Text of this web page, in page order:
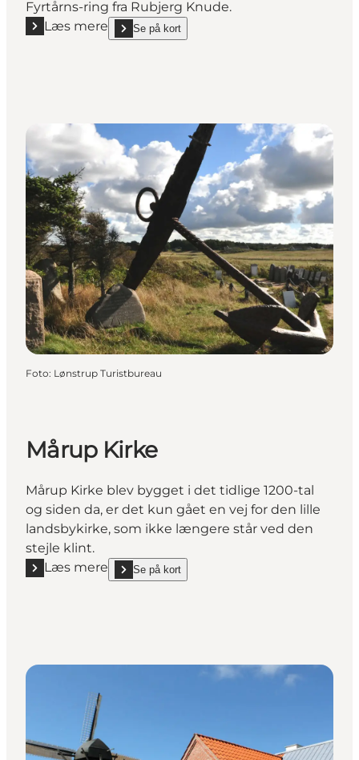
Fyrtårns-ring fra Rubjerg Knude.
Læs mere
Læs mere "Loenstrup Smykke Design"
Se på kort
show Loenstrup Smykke Design on_map
Foto: Lønstrup Turistbureau
Mårup Kirke
Mårup Kirke blev bygget i det tidlige 1200-tal
og siden da, er det kun gået en vej for den lille
landsbykirke, som ikke længere står ved den
stejle klint.
Læs mere
Læs mere "Mårup Kirke"
Se på kort
show Mårup Kirke on_map